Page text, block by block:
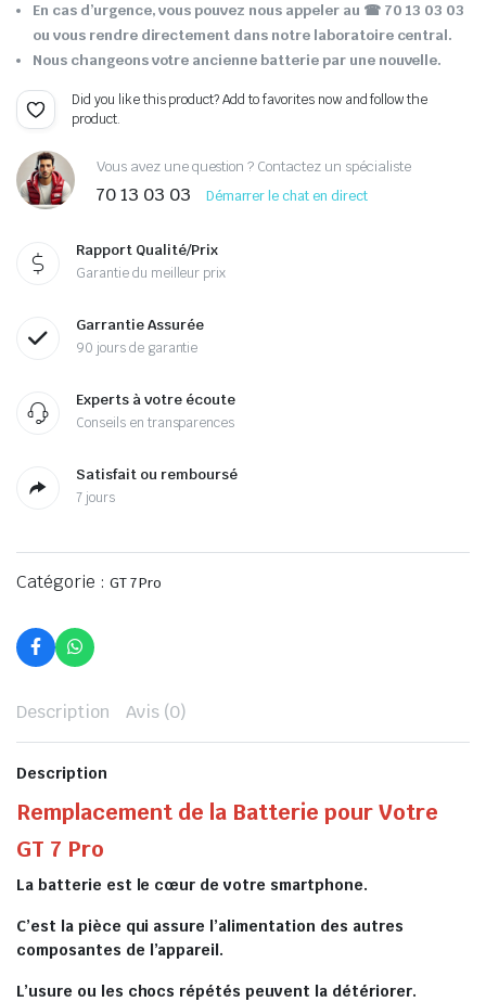
En cas d’urgence, vous pouvez nous appeler au ☎ 70 13 03 03
ou vous rendre directement dans notre laboratoire central.
Nous changeons votre ancienne batterie par une nouvelle.
Did you like this product? Add to favorites now and follow the
product.
Vous avez une question ? Contactez un spécialiste
70 13 03 03 Démarrer le chat en direct
Rapport Qualité/Prix
Garantie du meilleur prix
Garrantie Assurée
90 jours de garantie
Experts à votre écoute
Conseils en transparences
Satisfait ou remboursé
7 jours
Catégorie : GT 7 Pro
Description Avis (0)
Description
Remplacement de la Batterie pour Votre
GT 7 Pro
La batterie est le cœur de votre smartphone.
C’est la pièce qui assure l’alimentation des autres
composantes de l’appareil.
L’usure ou les chocs répétés peuvent la détériorer.